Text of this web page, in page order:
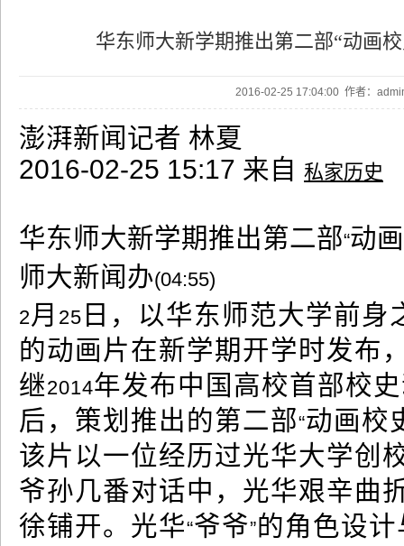
华东师大新学期推出第二部“动画
2016-02-25 17:04:00 作者：
澎湃新闻记者 林夏
2016-02-25 15:17 来自 私家历史
华东师大新学期推出第二部“动
师大新闻办(04:55)
2月 25 日，以华东师范大学前身
的动画片在新学期开学时发布
继2014年发布中国高校首部校
后，策划推出的第二部“动画校
该片以一位经历过光华大学创
爷孙几番对话中，光华艰辛曲
徐铺开。光华“爷爷”的角色设